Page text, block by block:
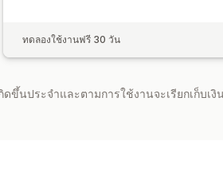
ทดลองใช้งานฟรี 30 วัน
ขึ้นประจำและตามการใช้งานจะเรียกเก็บเ